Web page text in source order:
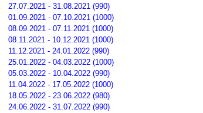
27.07.2021 - 31.08.2021 (990)
01.09.2021 - 07.10.2021 (1000)
08.09.2021 - 07.11.2021 (1000)
08.11.2021 - 10.12.2021 (1000)
11.12.2021 - 24.01.2022 (990)
25.01.2022 - 04.03.2022 (1000)
05.03.2022 - 10.04.2022 (990)
11.04.2022 - 17.05.2022 (1000)
18.05.2022 - 23.06.2022 (980)
24.06.2022 - 31.07.2022 (990)